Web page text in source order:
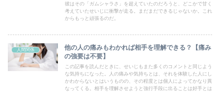
彼はその「ガムシャラさ」を超えていたのだろうと、どこかで甘く
考えていたせいじに衝撃が走る。まだまだできるじゃないか。これ
からもっと頑張るのだ。
人間関係
他の人の痛みもわかれば相手を理解できる？【痛み
の強要は不要】
この記事を読んだときに、せいじもまた多くのコメントと同じよう
な気持ちになった。人の痛みや気持ちとは、それを体験した人にし
かわからないとはいうものの、その程度とは個人によってかなり異
なってくる。相手を理解させようと強行手段に出ることは好手とは